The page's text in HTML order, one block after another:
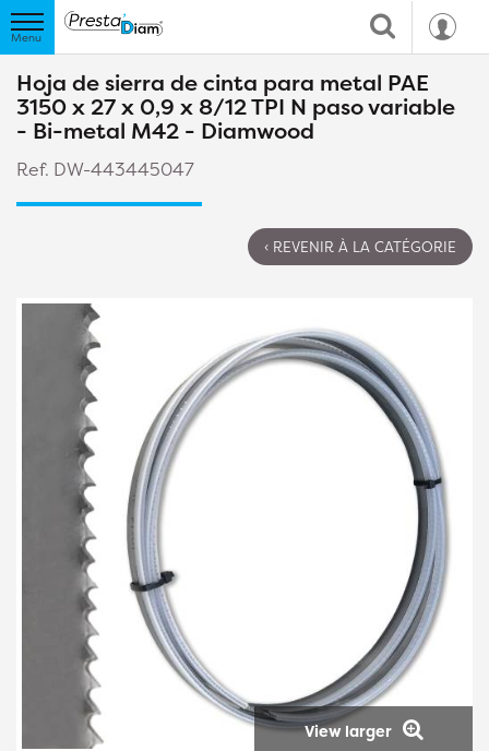
Hoja de sierra de cinta para metal PAE
3150 x 27 x 0,9 x 8/12 TPI N paso variable
- Bi-metal M42 - Diamwood
Ref. DW-443445047
‹ REVENIR À LA CATÉGORIE
View larger